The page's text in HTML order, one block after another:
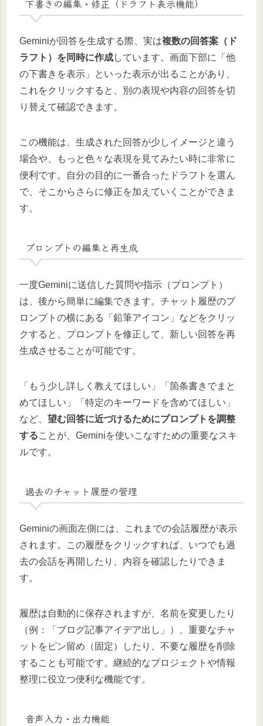
下書きの編集・修正（ドラフト表示機能）
Geminiが回答を生成する際、実は複数の回答案（ド
ラフト）を同時に作成しています。画面下部に「他
の下書きを表示」といった表示が出ることがあり、
これをクリックすると、別の表現や内容の回答を切
り替えて確認できます。
この機能は、生成された回答が少しイメージと違う
場合や、もっと色々な表現を見てみたい時に非常に
便利です。自分の目的に一番合ったドラフトを選ん
で、そこからさらに修正を加えていくことができま
す。
プロンプトの編集と再生成
一度Geminiに送信した質問や指示（プロンプト）
は、後から簡単に編集できます。チャット履歴のプ
ロンプトの横にある「鉛筆アイコン」などをクリッ
クすると、プロンプトを修正して、新しい回答を再
生成させることが可能です。
「もう少し詳しく教えてほしい」「箇条書きでまと
めてほしい」「特定のキーワードを含めてほしい」
など、 望む回答に近づけるためにプロンプトを調整
することが、Geminiを使いこなすための重要なスキ
ルです。
過去のチャット履歴の管理
Geminiの画面左側には、これまでの会話履歴が表示
されます。この履歴をクリックすれば、いつでも過
去の会話を再開したり、内容を確認したりできま
す。
履歴は自動的に保存されますが、名前を変更したり
（例：「ブログ記事アイデア出し」）、重要なチャ
ットをピン留め（固定）したり、不要な履歴を削除
することも可能です。継続的なプロジェクトや情報
整理に役立つ便利な機能です。
音声入力・出力機能